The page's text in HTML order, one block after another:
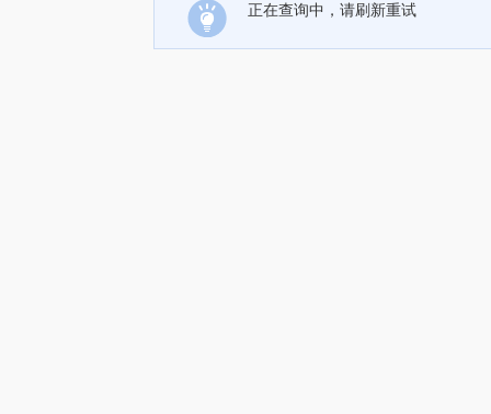
正在查询中，请刷新重试